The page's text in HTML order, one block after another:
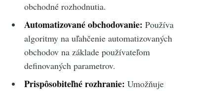
obchodné rozhodnutia.
Automatizované obchodovanie: Používa
algoritmy na uľahčenie automatizovaných
obchodov na základe používateľom
definovaných parametrov.
Prispôsobiteľné rozhranie: Umožňuje